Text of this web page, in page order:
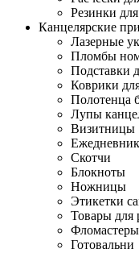
Резинки
Канцелярские
Лазерные
Пломбы
Подставки
Коврики
Полотенца
Лупы
Визитницы
Скотчи
Блокноты
Ножницы
Этикетки
Товары для
Фломастеры
Готовальни